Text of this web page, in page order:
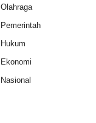
Olahraga
Pemerintah
Hukum
Ekonomi
Nasional